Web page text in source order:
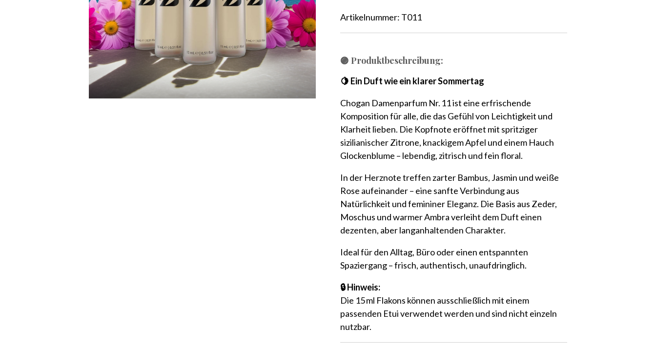
Artikelnummer: T011
🟣 Produktbeschreibung:
🍋 Ein Duft wie ein klarer Sommertag
Chogan Damenparfum Nr. 11 ist eine erfrischende
Komposition für alle, die das Gefühl von Leichtigkeit und
Klarheit lieben. Die Kopfnote eröffnet mit spritziger
sizilianischer Zitrone, knackigem Apfel und einem Hauch
Glockenblume – lebendig, zitrisch und fein floral.
In der Herznote treffen zarter Bambus, Jasmin und weiße
Rose aufeinander – eine sanfte Verbindung aus
Natürlichkeit und femininer Eleganz. Die Basis aus Zeder,
Moschus und warmer Ambra verleiht dem Duft einen
dezenten, aber langanhaltenden Charakter.
Ideal für den Alltag, Büro oder einen entspannten
Spaziergang – frisch, authentisch, unaufdringlich.
🔒 Hinweis:
Die 15 ml Flakons können ausschließlich mit einem
passenden Etui verwendet werden und sind nicht einzeln
nutzbar.